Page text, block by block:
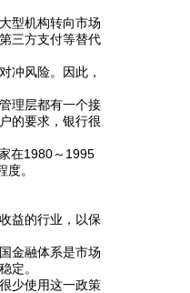
型机构转向市场
三方支付等替代
冲风险。因此，
理层都有一个接
的要求，银行很
在1980～1995
。
益的行业，以保
金融体系是市场
定。
少使用这一政策